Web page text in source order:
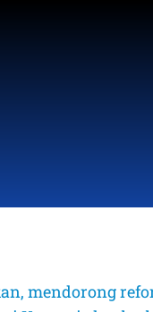
mendorong